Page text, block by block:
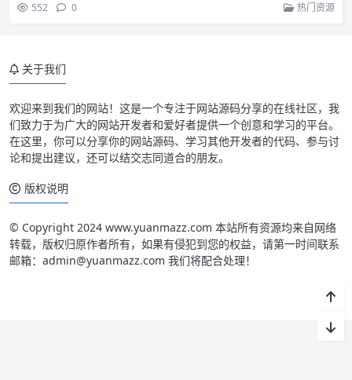
552 0 热门资源
关于我们
欢迎来到我们的网站！这是一个专注于网站源码分享的在线社区，我
们致力于为广大的网站开发者和爱好者提供一个创意和学习的平台。
在这里，你可以分享你的网站源码、学习其他开发者的代码、参与讨
论和提出建议，还可以结交志同道合的朋友。
版权说明
© Copyright 2024 www.yuanmazz.com 本站所有资源均来自网络
转载，版权归原作者所有，如果有侵犯到您的权益，请第一时间联系
邮箱：admin@yuanmazz.com 我们将配合处理！